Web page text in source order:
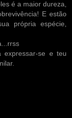
é a maior dureza,
E estão
própria espécie,
expressar-se e teu